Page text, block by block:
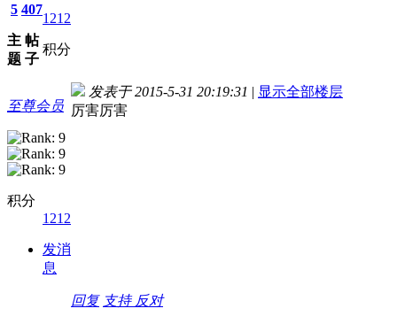
5
主
题
407
帖
子
1212
积分
至尊会员
积分
1212
发消
息
发表于 2015-5-31 20:19:31 | 显示全部楼层
厉害厉害
回复 支持 反对